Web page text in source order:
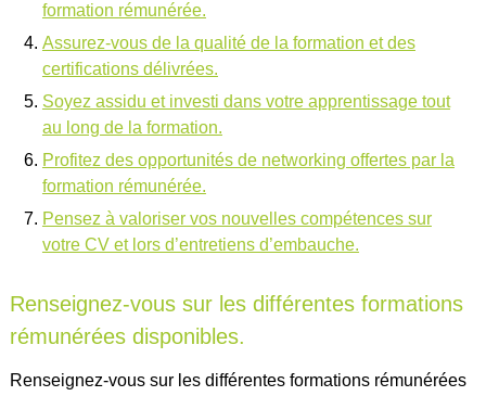
formation rémunérée.
Assurez-vous de la qualité de la formation et des
certifications délivrées.
Soyez assidu et investi dans votre apprentissage tout
au long de la formation.
Profitez des opportunités de networking offertes par la
formation rémunérée.
Pensez à valoriser vos nouvelles compétences sur
votre CV et lors d’entretiens d’embauche.
Renseignez-vous sur les différentes formations
rémunérées disponibles.
Renseignez-vous sur les différentes formations rémunérées